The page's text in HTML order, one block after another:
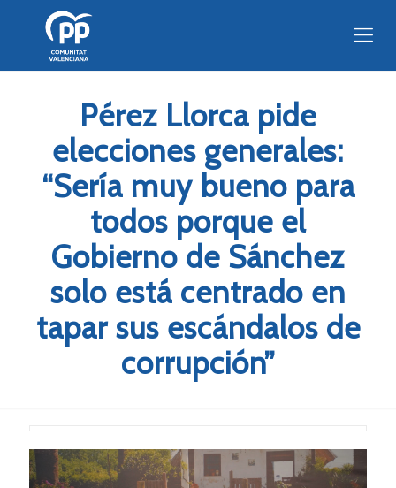
Pérez Llorca pide
elecciones generales:
“Sería muy bueno para
todos porque el
Gobierno de Sánchez
solo está centrado en
tapar sus escándalos de
corrupción”